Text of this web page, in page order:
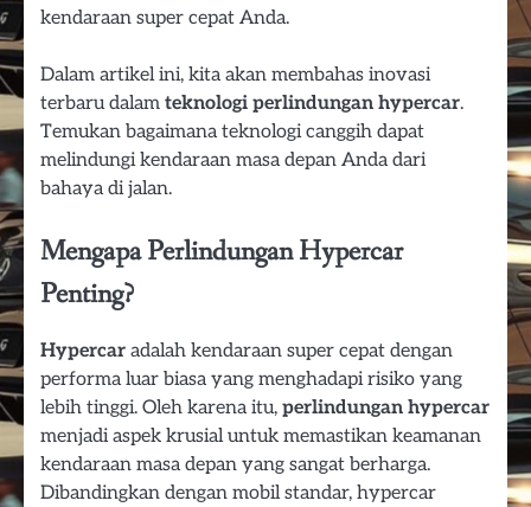
kendaraan super cepat Anda.
Dalam artikel ini, kita akan membahas inovasi
terbaru dalam teknologi perlindungan hypercar.
Temukan bagaimana teknologi canggih dapat
melindungi kendaraan masa depan Anda dari
bahaya di jalan.
Mengapa Perlindungan Hypercar
Penting?
Hypercar adalah kendaraan super cepat dengan
performa luar biasa yang menghadapi risiko yang
lebih tinggi. Oleh karena itu, perlindungan hypercar
menjadi aspek krusial untuk memastikan keamanan
kendaraan masa depan yang sangat berharga.
Dibandingkan dengan mobil standar, hypercar